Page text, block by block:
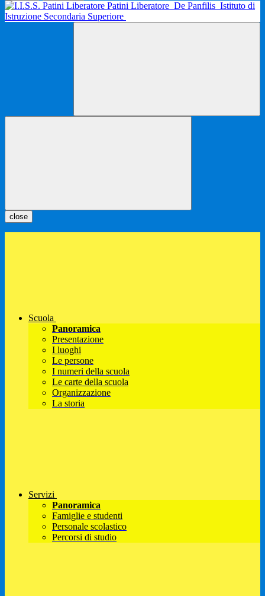
Patini Liberatore De Panfilis Istituto di
Istruzione Secondaria Superiore
close
Scuola
Panoramica
Presentazione
I luoghi
Le persone
I numeri della scuola
Le carte della scuola
Organizzazione
La storia
Servizi
Panoramica
Famiglie e studenti
Personale scolastico
Percorsi di studio